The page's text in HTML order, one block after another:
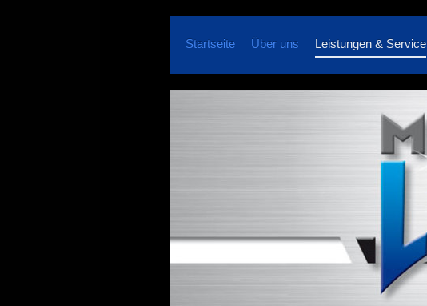
Startseite Über uns Leistungen & Service